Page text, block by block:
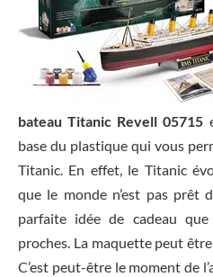
bateau Titanic Revell 05715
base du plastique qui vous
Titanic. En effet, le Titanic
que le monde n’est pas prêt
parfaite idée de cadeau
proches. La maquette peut
C’est peut-être le moment de